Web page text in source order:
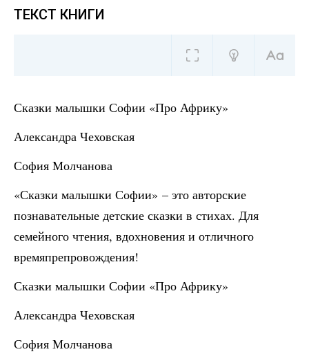
ТЕКСТ КНИГИ
Сказки малышки Софии «Про Африку»
Александра Чеховская
София Молчанова
«Сказки малышки Софии» – это авторские
познавательные детские сказки в стихах. Для
семейного чтения, вдохновения и отличного
времяпрепровождения!
Сказки малышки Софии «Про Африку»
Александра Чеховская
София Молчанова